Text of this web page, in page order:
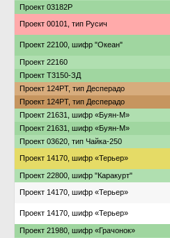
Проект 03182Р
Проект 00101, тип Русич
Проект 22100, шифр "Океан"
Проект 22160
Проект Т3150-ЗД
Проект 124РТ, тип Десперадо
Проект 124РТ, тип Десперадо
Проект 21631, шифр «Буян-М»
Проект 21631, шифр «Буян-М»
Проект 03620, тип Чайка-250
Проект 14170, шифр «Терьер»
Проект 22800, шифр "Каракурт"
Проект 14170, шифр «Терьер»
Проект 14170, шифр «Терьер»
Проект 21980, шифр «Грачонок»